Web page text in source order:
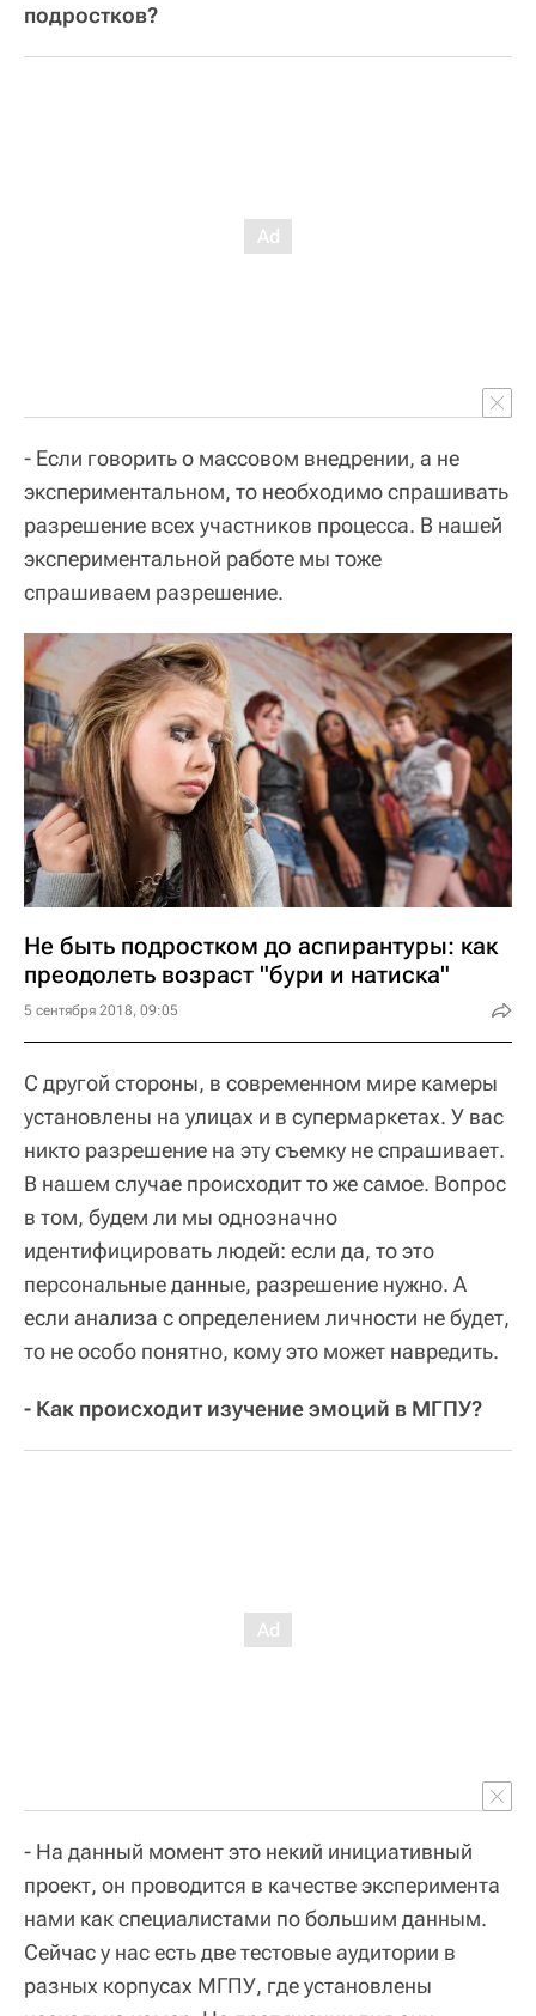
подростков?
- Если говорить о массовом внедрении, а не
экспериментальном, то необходимо спрашивать
разрешение всех участников процесса. В нашей
экспериментальной работе мы тоже
спрашиваем разрешение.
Не быть подростком до аспирантуры: как
преодолеть возраст "бури и натиска"
5 сентября 2018, 09:05
С другой стороны, в современном мире камеры
установлены на улицах и в супермаркетах. У вас
никто разрешение на эту съемку не спрашивает.
В нашем случае происходит то же самое. Вопрос
в том, будем ли мы однозначно
идентифицировать людей: если да, то это
персональные данные, разрешение нужно. А
если анализа с определением личности не будет,
то не особо понятно, кому это может навредить.
- Как происходит изучение эмоций в МГПУ?
- На данный момент это некий инициативный
проект, он проводится в качестве эксперимента
нами как специалистами по большим данным.
Сейчас у нас есть две тестовые аудитории в
разных корпусах МГПУ, где установлены